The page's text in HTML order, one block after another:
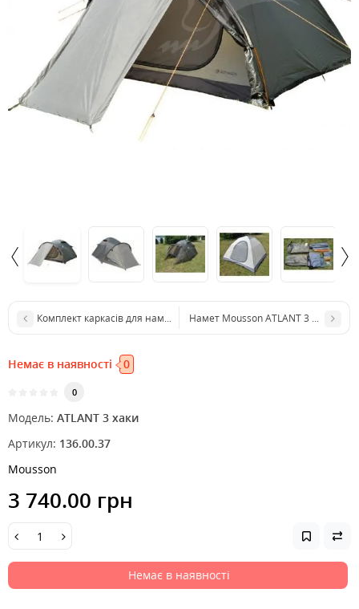
Комплект каркасів для намету Mousson ATLANT 3 Aluminum Poles
Намет Mousson ATLANT 3 ц:sand
Немає в наявності 0
0
Модель: ATLANT 3 хаки
Артикул: 136.00.37
Mousson
3 740.00 грн
Немає в наявності